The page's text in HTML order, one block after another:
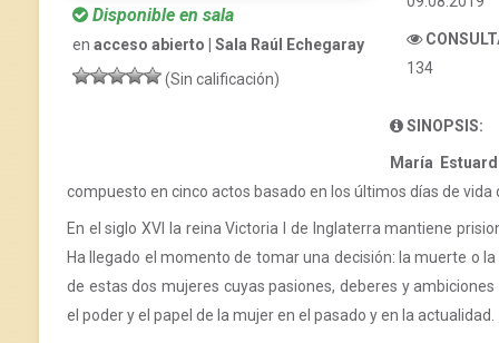
Disponible en sala
en acceso abierto | Sala Raúl Echegaray
(Sin calificación)
134
SINOPSIS:
María
compuesto en cinco actos basado en los últimos días de vida
En el siglo XVI la reina Victoria I de Inglaterra mantiene
Ha llegado el momento de tomar una decisión: la muerte o
de estas dos mujeres cuyas pasiones, deberes y
el poder y el papel de la mujer en el pasado y en la actualidad.